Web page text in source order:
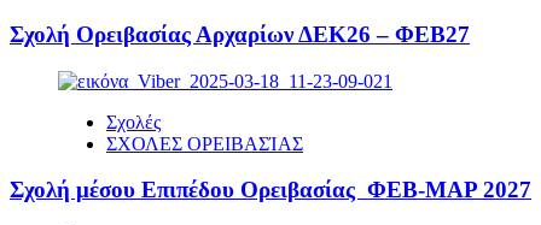
Σχολή Ορειβασίας Αρχαρίων ΔΕΚ26 – ΦΕΒ27
Σχολές
ΣΧΟΛΕΣ ΟΡΕΙΒΑΣΊΑΣ
Σχολή μέσου Επιπέδου Ορειβασίας ΦΕΒ-ΜΑΡ 2027